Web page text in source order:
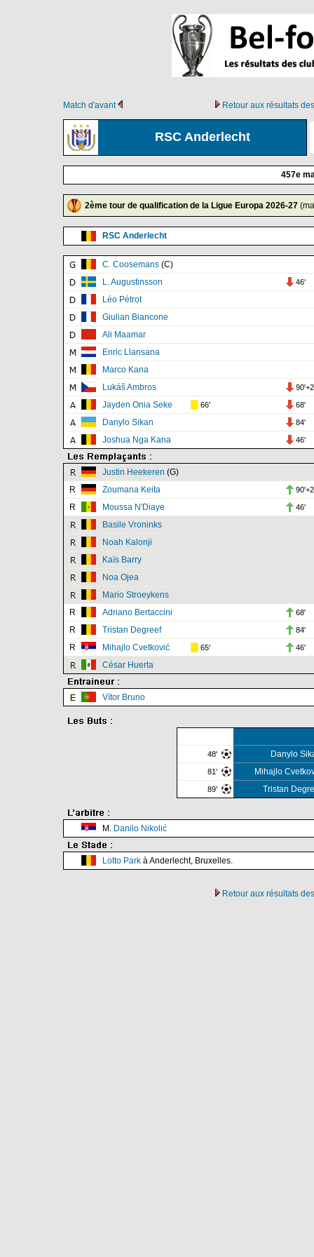
Match d'avant Retour aux résultats
RSC Anderlecht
457e
2ème tour de qualification de la Ligue Europa 2026-27
RSC Anderlecht
C. Coosemans (C)
L. Augustinsson
46'
Léo Pétrot
Giulian Biancone
Ali Maamar
Enric Llansana
Marco Kana
Lukáš Ambros
90'+2
Jayden Onia Seke 66' 68'
Danylo Sikan 84'
Joshua Nga Kana 46'
Justin Heekeren (G)
R
Zoumana Keita 90'+2
R Moussa N'Diaye 46'
Basile Vroninks
Noah Kalonji
Kaïs Barry
Noa Ojea
Mario Stroeykens
R
Adriano Bertaccini 68'
R Tristan Degreef 84'
R Mihajlo Cvetković 65' 46'
César Huerta
Vítor Bruno
48' Danylo
81' Mihajlo
89' Tristan
M. Danilo Nikolić
Lotto Park à Anderlecht, Bruxelles.
Retour aux résultats